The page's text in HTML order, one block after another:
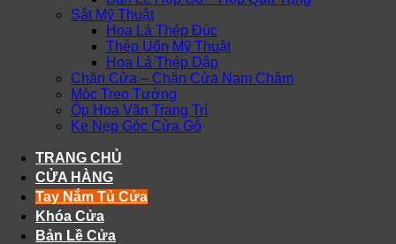
Sắt Mỹ Thuật
Hoa Lá Thép Đúc
Thép Uốn Mỹ Thuật
Hoa Lá Thép Dập
Chặn Cửa – Chặn Cửa Nam Châm
Móc Treo Tường
Ốp Hoa Văn Trang Trí
Ke Nẹp Góc Cửa Gỗ
TRANG CHỦ
CỬA HÀNG
Tay Nắm Tủ Cửa
Khóa Cửa
Bản Lề Cửa